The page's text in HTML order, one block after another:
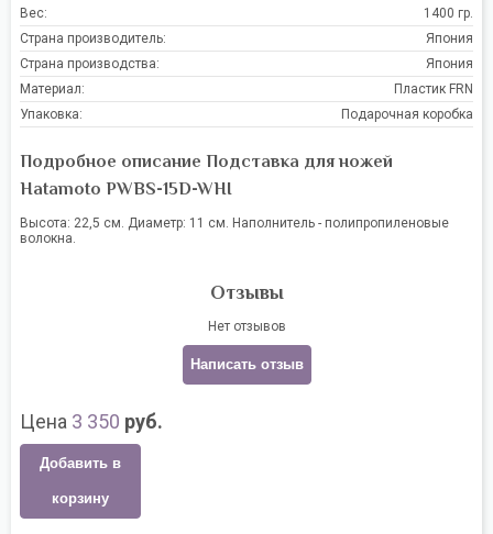
Вес:
1400 гр.
Страна производитель:
Япония
Страна производства:
Япония
Материал:
Пластик FRN
Упаковка:
Подарочная коробка
Подробное описание Подставка для ножей
Hatamoto PWBS-15D-WHI
Высота: 22,5 см. Диаметр: 11 см. Наполнитель - полипропиленовые
волокна.
Отзывы
Нет отзывов
Написать отзыв
Цена 3 350 руб.
Добавить в
корзину